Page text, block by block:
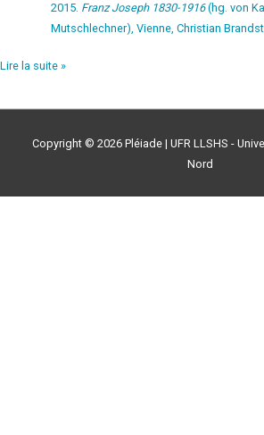
2015. Franz Joseph 1830-1916(hg. von
Mutschlechner), Vienne, Christian
Lire la suite »
Copyright © 2026 Pléiade| UFR LLSHS -
Nord